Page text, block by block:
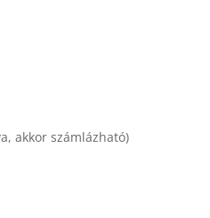
akkor számlázható)